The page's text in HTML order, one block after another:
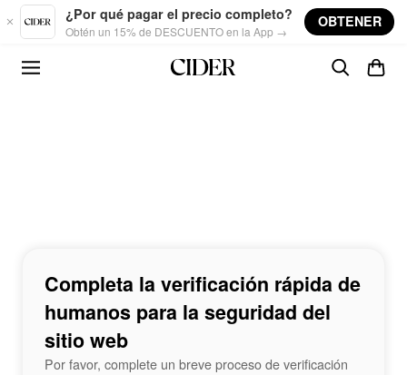
Skip to main content
¿Por qué pagar el precio completo?
Obtén un 15% de DESCUENTO en la App →
OBTENER
Completa la verificación rápida de
humanos para la seguridad del
sitio web
Por favor, complete un breve proceso de verificación